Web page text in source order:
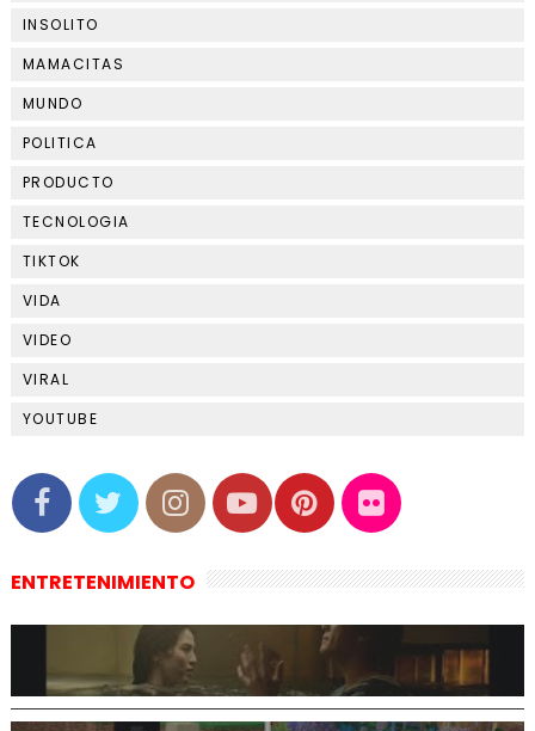
INSOLITO
MAMACITAS
MUNDO
POLITICA
PRODUCTO
TECNOLOGIA
TIKTOK
VIDA
VIDEO
VIRAL
YOUTUBE
ENTRETENIMIENTO